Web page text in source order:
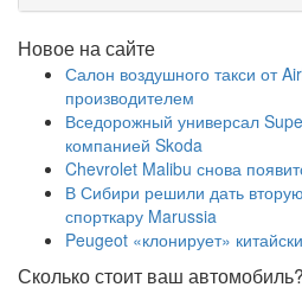
Новое на сайте
Салон воздушного такси от
производителем
Вседорожный универсал
компанией Skoda
Chevrolet Malibu снова
В Сибири решили дать
спорткару Marussia
Peugeot «клонирует»
Сколько стоит ваш автомобиль?